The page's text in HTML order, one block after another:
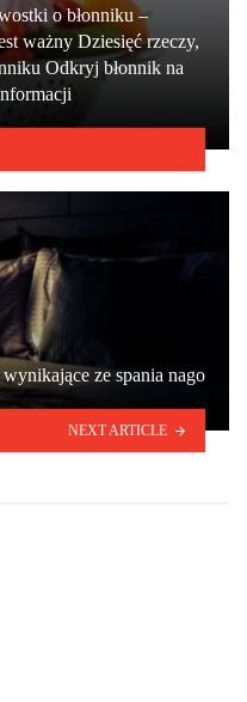
o błonniku –
ważny Dziesięć rzeczy,
Odkryj błonnik na
ze spania nago
NEXT ARTICLE